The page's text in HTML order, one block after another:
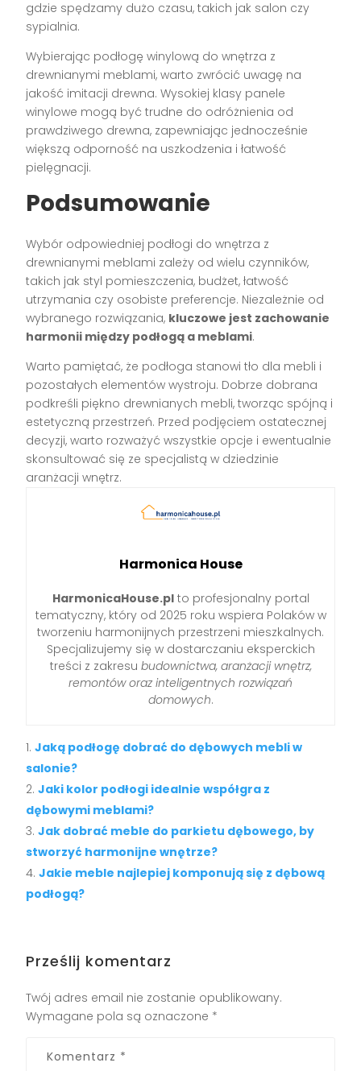
gdzie spędzamy dużo czasu, takich jak salon czy
sypialnia.
Wybierając podłogę winylową do wnętrza z
drewnianymi meblami, warto zwrócić uwagę na
jakość imitacji drewna. Wysokiej klasy panele
winylowe mogą być trudne do odróżnienia od
prawdziwego drewna, zapewniając jednocześnie
większą odporność na uszkodzenia i łatwość
pielęgnacji.
Podsumowanie
Wybór odpowiedniej podłogi do wnętrza z
drewnianymi meblami zależy od wielu czynników,
takich jak styl pomieszczenia, budżet, łatwość
utrzymania czy osobiste preferencje. Niezależnie od
wybranego rozwiązania, kluczowe jest zachowanie
harmonii między podłogą a meblami.
Warto pamiętać, że podłoga stanowi tło dla mebli i
pozostałych elementów wystroju. Dobrze dobrana
podkreśli piękno drewnianych mebli, tworząc spójną i
estetyczną przestrzeń. Przed podjęciem ostatecznej
decyzji, warto rozważyć wszystkie opcje i ewentualnie
skonsultować się ze specjalistą w dziedzinie
aranżacji wnętrz.
Harmonica House
HarmonicaHouse.plto profesjonalny portal
tematyczny, który od 2025 roku wspiera Polaków w
tworzeniu harmonijnych przestrzeni mieszkalnych.
Specjalizujemy się w dostarczaniu eksperckich
treści z zakresu budownictwa, aranżacji wnętrz,
remontów oraz inteligentnych rozwiązań
domowych.
Jaką podłogę dobrać do dębowych mebli w
salonie?
Jaki kolor podłogi idealnie współgra z
dębowymi meblami?
Jak dobrać meble do parkietu dębowego, by
stworzyć harmonijne wnętrze?
Jakie meble najlepiej komponują się z dębową
podłogą?
Prześlij komentarz
Twój adres email nie zostanie opublikowany.
Wymagane pola są oznaczone *